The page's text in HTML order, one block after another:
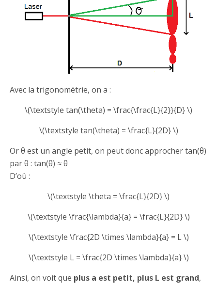
Avec la trigonométrie, on a :
\(\textstyle tan(\theta) = \frac{\frac{L}{2}}{D} \)
\(\textstyle tan(\theta) = \frac{L}{2D} \)
Or θ est un angle petit, on peut donc approcher tan(θ)
par θ : tan(θ) ≈ θ
D’où :
\(\textstyle \theta = \frac{L}{2D} \)
\(\textstyle \frac{\lambda}{a} = \frac{L}{2D} \)
\(\textstyle \frac{2D \times \lambda}{a} = L \)
\(\textstyle L = \frac{2D \times \lambda}{a} \)
Ainsi, on voit que plus a est petit, plus L est grand,